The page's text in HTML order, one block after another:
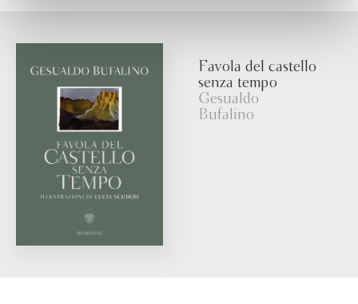
Favola del castello
senza tempo
Gesualdo
Bufalino